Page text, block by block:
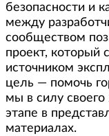
безопасности и
между
сообществом
проект, который
источником
цель — помочь
мы в силу
этапе в
материалах.